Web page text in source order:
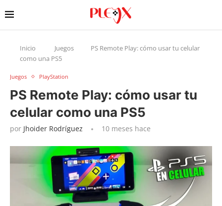
Inicio Juegos
PS Remote Play: cómo usar tu celular
como una PS5
Juegos PlayStation
PS Remote Play: cómo usar tu
celular como una PS5
por Jhoider Rodríguez 10 meses hace